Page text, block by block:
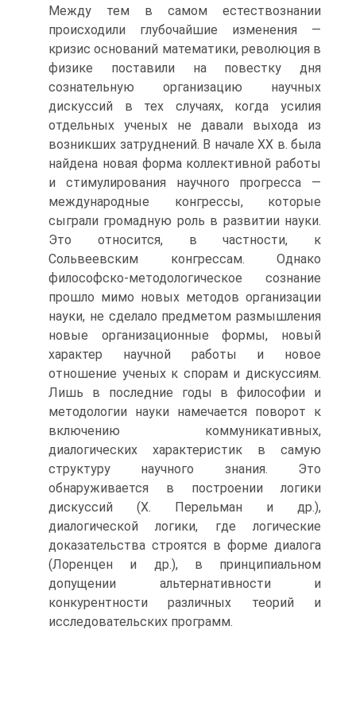
Между тем в самом естествознании
происходили глубочайшие изменения —
кризис оснований математики, революция в
физике поставили на повестку дня
сознательную организацию научных
дискуссий в тех случаях, когда усилия
отдельных ученых не давали выхода из
возникших затруднений. В начале XX в. была
найдена новая форма коллективной работы
и стимулирования научного прогресса —
международные конгрессы, которые
сыграли громадную роль в развитии науки.
Это относится, в частности, к
Сольвеевским конгрессам. Однако
философско-методологическое сознание
прошло мимо новых методов организации
науки, не сделало предметом размышления
новые организационные формы, новый
характер научной работы и новое
отношение ученых к спорам и дискуссиям.
Лишь в последние годы в философии и
методологии науки намечается поворот к
включению коммуникативных,
диалогических характеристик в самую
структуру научного знания. Это
обнаруживается в построении логики
дискуссий (X. Перельман и др.),
диалогической логики, где логические
доказательства строятся в форме диалога
(Лоренцен и др.), в принципиальном
допущении альтернативности и
конкурентности различных теорий и
исследовательских программ.